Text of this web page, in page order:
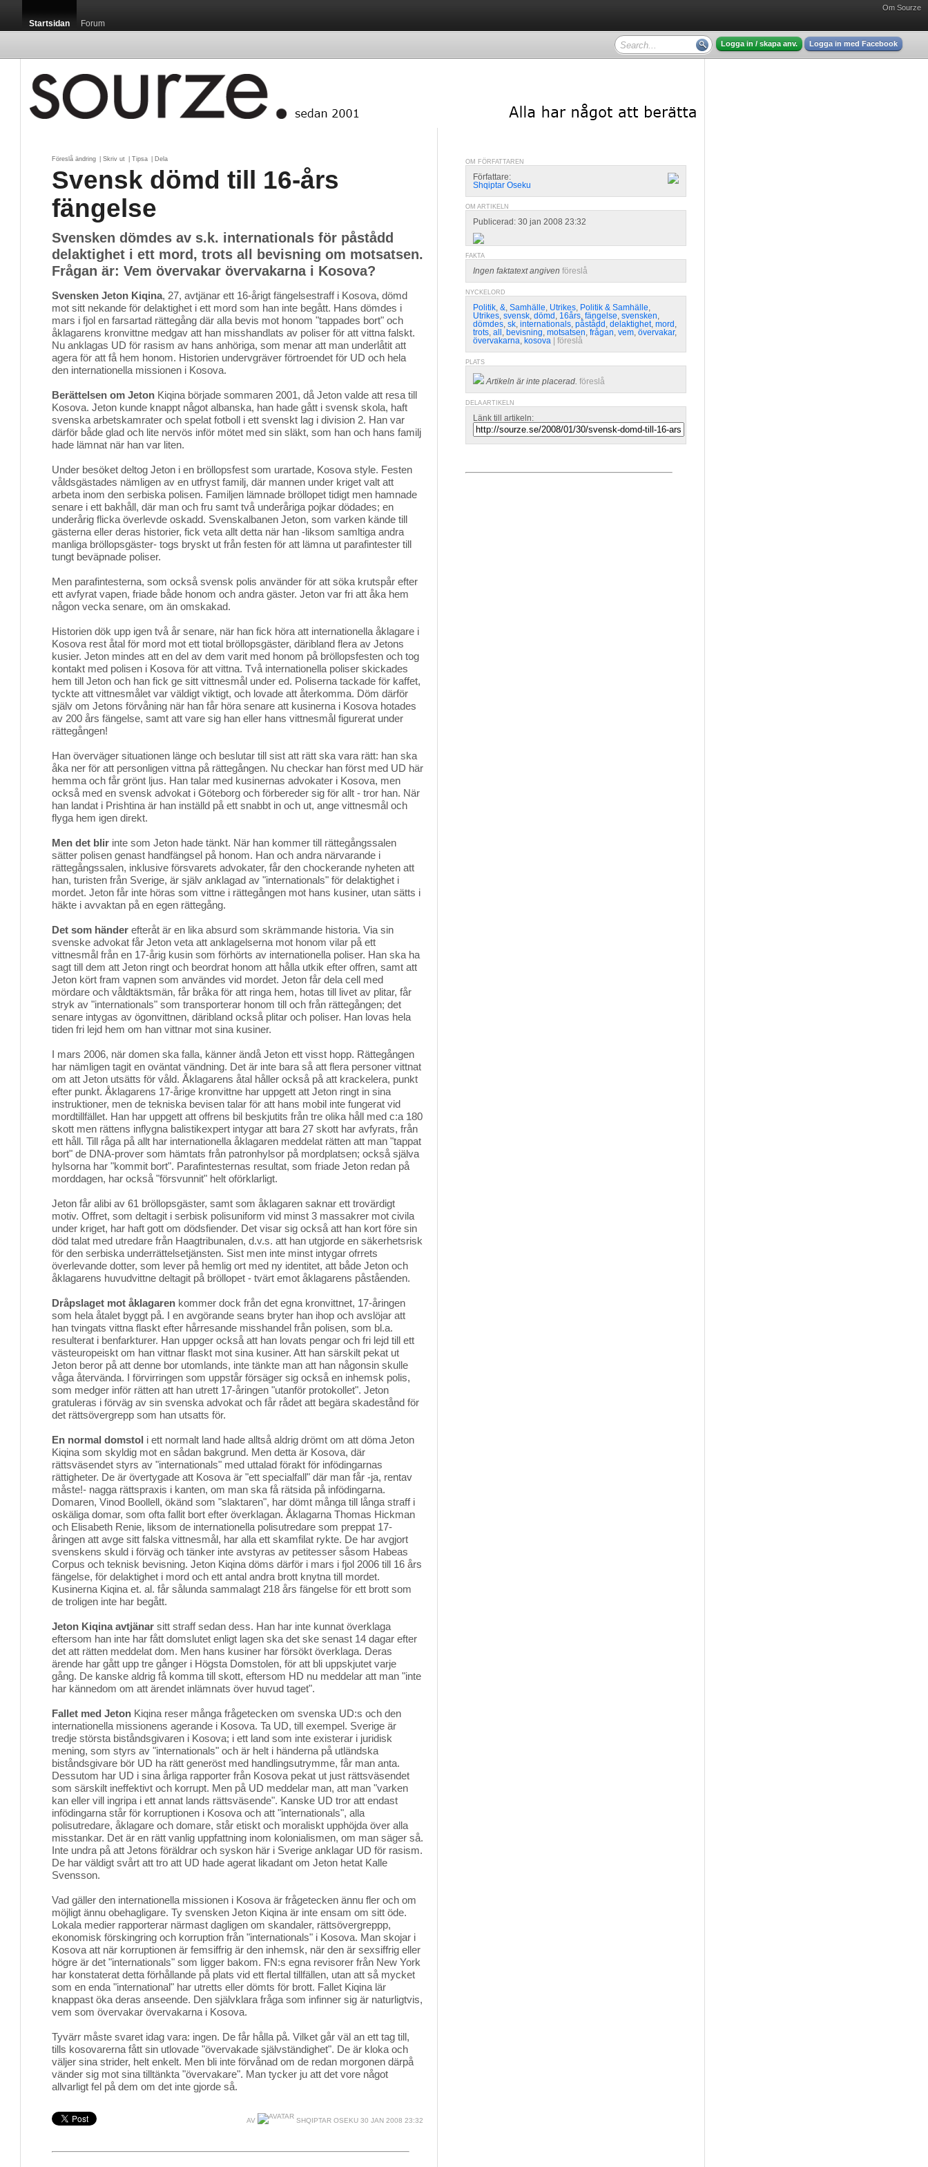
Om Sourze
Startsidan Forum
Logga in / skapa anv. Logga in med Facebook
Föreslå ändring Skriv ut Tipsa Dela
Svensk dömd till 16-års
fängelse
Svensken dömdes av s.k. internationals för påstådd
delaktighet i ett mord, trots all bevisning om motsatsen.
Frågan är: Vem övervakar övervakarna i Kosova?
Svensken Jeton Kiqina, 27, avtjänar ett 16-årigt fängelsestraff i Kosova, dömd
mot sitt nekande för delaktighet i ett mord som han inte begått. Hans dömdes i
mars i fjol en farsartad rättegång där alla bevis mot honom "tappades bort" och
åklagarens kronvittne medgav att han misshandlats av poliser för att vittna falskt.
Nu anklagas UD för rasism av hans anhöriga, som menar att man underlåtit att
agera för att få hem honom. Historien undervgräver förtroendet för UD och hela
den internationella missionen i Kosova.
Berättelsen om Jeton Kiqina började sommaren 2001, då Jeton valde att resa till
Kosova. Jeton kunde knappt något albanska, han hade gått i svensk skola, haft
svenska arbetskamrater och spelat fotboll i ett svenskt lag i division 2. Han var
därför både glad och lite nervös inför mötet med sin släkt, som han och hans familj
hade lämnat när han var liten.
Under besöket deltog Jeton i en bröllopsfest som urartade, Kosova style. Festen
våldsgästades nämligen av en utfryst familj, där mannen under kriget valt att
arbeta inom den serbiska polisen. Familjen lämnade bröllopet tidigt men hamnade
senare i ett bakhåll, där man och fru samt två underåriga pojkar dödades; en
underårig flicka överlevde oskadd. Svenskalbanen Jeton, som varken kände till
gästerna eller deras historier, fick veta allt detta när han -liksom samltiga andra
manliga bröllopsgäster- togs bryskt ut från festen för att lämna ut parafintester till
tungt beväpnade poliser.
Men parafintesterna, som också svensk polis använder för att söka krutspår efter
ett avfyrat vapen, friade både honom och andra gäster. Jeton var fri att åka hem
någon vecka senare, om än omskakad.
Historien dök upp igen två år senare, när han fick höra att internationella åklagare i
Kosova rest åtal för mord mot ett tiotal bröllopsgäster, däribland flera av Jetons
kusier. Jeton mindes att en del av dem varit med honom på bröllopsfesten och tog
kontakt med polisen i Kosova för att vittna. Två internationella poliser skickades
hem till Jeton och han fick ge sitt vittnesmål under ed. Poliserna tackade för kaffet,
tyckte att vittnesmålet var väldigt viktigt, och lovade att återkomma. Döm därför
själv om Jetons förvåning när han får höra senare att kusinerna i Kosova hotades
av 200 års fängelse, samt att vare sig han eller hans vittnesmål figurerat under
rättegången!
Han överväger situationen länge och beslutar till sist att rätt ska vara rätt: han ska
åka ner för att personligen vittna på rättegången. Nu checkar han först med UD här
hemma och får grönt ljus. Han talar med kusinernas advokater i Kosova, men
också med en svensk advokat i Göteborg och förbereder sig för allt - tror han. När
han landat i Prishtina är han inställd på ett snabbt in och ut, ange vittnesmål och
flyga hem igen direkt.
Men det blir inte som Jeton hade tänkt. När han kommer till rättegångssalen
sätter polisen genast handfängsel på honom. Han och andra närvarande i
rättegångssalen, inklusive försvarets advokater, får den chockerande nyheten att
han, turisten från Sverige, är själv anklagad av "internationals" för delaktighet i
mordet. Jeton får inte höras som vittne i rättegången mot hans kusiner, utan sätts i
häkte i avvaktan på en egen rättegång.
Det som händer efteråt är en lika absurd som skrämmande historia. Via sin
svenske advokat får Jeton veta att anklagelserna mot honom vilar på ett
vittnesmål från en 17-årig kusin som förhörts av internationella poliser. Han ska ha
sagt till dem att Jeton ringt och beordrat honom att hålla utkik efter offren, samt att
Jeton kört fram vapnen som användes vid mordet. Jeton får dela cell med
mördare och våldtäktsmän, får bråka för att ringa hem, hotas till livet av plitar, får
stryk av "internationals" som transporterar honom till och från rättegången; det
senare intygas av ögonvittnen, däribland också plitar och poliser. Han lovas hela
tiden fri lejd hem om han vittnar mot sina kusiner.
I mars 2006, när domen ska falla, känner ändå Jeton ett visst hopp. Rättegången
har nämligen tagit en oväntat vändning. Det är inte bara så att flera personer vittnat
om att Jeton utsätts för våld. Åklagarens åtal håller också på att krackelera, punkt
efter punkt. Åklagarens 17-årige kronvittne har uppgett att Jeton ringt in sina
instruktioner, men de tekniska bevisen talar för att hans mobil inte fungerat vid
mordtillfället. Han har uppgett att offrens bil beskjutits från tre olika håll med c:a 180
skott men rättens inflygna balistikexpert intygar att bara 27 skott har avfyrats, från
ett håll. Till råga på allt har internationella åklagaren meddelat rätten att man "tappat
bort" de DNA-prover som hämtats från patronhylsor på mordplatsen; också själva
hylsorna har "kommit bort". Parafintesternas resultat, som friade Jeton redan på
morddagen, har också "försvunnit" helt oförklarligt.
Jeton får alibi av 61 bröllopsgäster, samt som åklagaren saknar ett trovärdigt
motiv. Offret, som deltagit i serbisk polisuniform vid minst 3 massakrer mot civila
under kriget, har haft gott om dödsfiender. Det visar sig också att han kort före sin
död talat med utredare från Haagtribunalen, d.v.s. att han utgjorde en säkerhetsrisk
för den serbiska underrättelsetjänsten. Sist men inte minst intygar ofrrets
överlevande dotter, som lever på hemlig ort med ny identitet, att både Jeton och
åklagarens huvudvittne deltagit på bröllopet - tvärt emot åklagarens påståenden.
Dråpslaget mot åklagaren kommer dock från det egna kronvittnet, 17-åringen
som hela åtalet byggt på. I en avgörande seans bryter han ihop och avslöjar att
han tvingats vittna flaskt efter hårresande misshandel från polisen, som bl.a.
resulterat i benfarkturer. Han uppger också att han lovats pengar och fri lejd till ett
västeuropeiskt om han vittnar flaskt mot sina kusiner. Att han särskilt pekat ut
Jeton beror på att denne bor utomlands, inte tänkte man att han någonsin skulle
våga återvända. I förvirringen som uppstår försäger sig också en inhemsk polis,
som medger inför rätten att han utrett 17-åringen "utanför protokollet". Jeton
gratuleras i förväg av sin svenska advokat och får rådet att begära skadestånd för
det rättsövergrepp som han utsatts för.
En normal domstol i ett normalt land hade alltså aldrig drömt om att döma Jeton
Kiqina som skyldig mot en sådan bakgrund. Men detta är Kosova, där
rättsväsendet styrs av "internationals" med uttalad förakt för infödingarnas
rättigheter. De är övertygade att Kosova är "ett specialfall" där man får -ja, rentav
måste!- nagga rättspraxis i kanten, om man ska få rätsida på infödingarna.
Domaren, Vinod Boollell, ökänd som "slaktaren", har dömt många till långa straff i
oskäliga domar, som ofta fallit bort efter överklagan. Åklagarna Thomas Hickman
och Elisabeth Renie, liksom de internationella polisutredare som preppat 17-
åringen att avge sitt falska vittnesmål, har alla ett skamfilat rykte. De har avgjort
svenskens skuld i förväg och tänker inte avstyras av petitesser såsom Habeas
Corpus och teknisk bevisning. Jeton Kiqina döms därför i mars i fjol 2006 till 16 års
fängelse, för delaktighet i mord och ett antal andra brott knytna till mordet.
Kusinerna Kiqina et. al. får sålunda sammalagt 218 års fängelse för ett brott som
de troligen inte har begått.
Jeton Kiqina avtjänar sitt straff sedan dess. Han har inte kunnat överklaga
eftersom han inte har fått domslutet enligt lagen ska det ske senast 14 dagar efter
det att rätten meddelat dom. Men hans kusiner har försökt överklaga. Deras
ärende har gått upp tre gånger i Högsta Domstolen, för att bli uppskjutet varje
gång. De kanske aldrig få komma till skott, eftersom HD nu meddelar att man "inte
har kännedom om att ärendet inlämnats över huvud taget".
Fallet med Jeton Kiqina reser många frågetecken om svenska UD:s och den
internationella missionens agerande i Kosova. Ta UD, till exempel. Sverige är
tredje största biståndsgivaren i Kosova; i ett land som inte existerar i juridisk
mening, som styrs av "internationals" och är helt i händerna på utländska
biståndsgivare bör UD ha rätt generöst med handlingsutrymme, får man anta.
Dessutom har UD i sina årliga rapporter från Kosova pekat ut just rättsväsendet
som särskilt ineffektivt och korrupt. Men på UD meddelar man, att man "varken
kan eller vill ingripa i ett annat lands rättsväsende". Kanske UD tror att endast
infödingarna står för korruptionen i Kosova och att "internationals", alla
polisutredare, åklagare och domare, står etiskt och moraliskt upphöjda över alla
misstankar. Det är en rätt vanlig uppfattning inom kolonialismen, om man säger så.
Inte undra på att Jetons föräldrar och syskon här i Sverige anklagar UD för rasism.
De har väldigt svårt att tro att UD hade agerat likadant om Jeton hetat Kalle
Svensson.
Vad gäller den internationella missionen i Kosova är frågetecken ännu fler och om
möjligt ännu obehagligare. Ty svensken Jeton Kiqina är inte ensam om sitt öde.
Lokala medier rapporterar närmast dagligen om skandaler, rättsövergreppp,
ekonomisk förskingring och korruption från "internationals" i Kosova. Man skojar i
Kosova att när korruptionen är femsiffrig är den inhemsk, när den är sexsiffrig eller
högre är det "internationals" som ligger bakom. FN:s egna revisorer från New York
har konstaterat detta förhållande på plats vid ett flertal tillfällen, utan att så mycket
som en enda "international" har utretts eller dömts för brott. Fallet Kiqina lär
knappast öka deras anseende. Den självklara fråga som infinner sig är naturligtvis,
vem som övervakar övervakarna i Kosova.
Tyvärr måste svaret idag vara: ingen. De får hålla på. Vilket går väl an ett tag till,
tills kosovarerna fått sin utlovade "övervakade självständighet". De är kloka och
väljer sina strider, helt enkelt. Men bli inte förvånad om de redan morgonen därpå
vänder sig mot sina tilltänkta "övervakare". Man tycker ju att det vore något
allvarligt fel på dem om det inte gjorde så.
AV SHQIPTAR OSEKU 30 JAN 2008 23:32
OM FÖRFATTAREN
Författare:
Shqiptar Oseku
OM ARTIKELN
Publicerad: 30 jan 2008 23:32
FAKTA
Ingen faktatext angiven föreslå
NYCKELORD
Politik, &, Samhälle, Utrikes, Politik & Samhälle,
Utrikes, svensk, dömd , 16års, fängelse, svensken,
dömdes, sk, internationals, påstådd , delaktighet, mord ,
trots, all , bevisning, motsatsen, frågan, vem, övervakar,
övervakarna, kosova föreslå
PLATS
Artikeln är inte placerad. föreslå
DELA ARTIKELN
Länk till artikeln: